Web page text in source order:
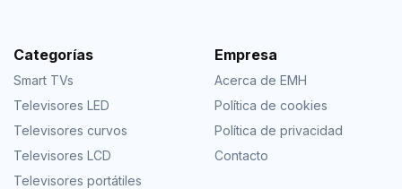
Categorías
Smart TVs
Televisores LED
Televisores curvos
Televisores LCD
Televisores portátiles
Empresa
Acerca de EMH
Política de cookies
Política de privacidad
Contacto